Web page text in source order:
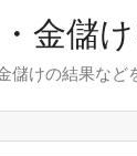
金儲
けの結果など